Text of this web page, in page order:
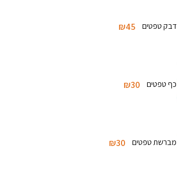
דבק טפטים ₪45
כף טפטים ₪30
מברשת טפטים ₪30